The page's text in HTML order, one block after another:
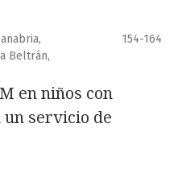
Beltrán,
154-164
en niños con
un servicio de